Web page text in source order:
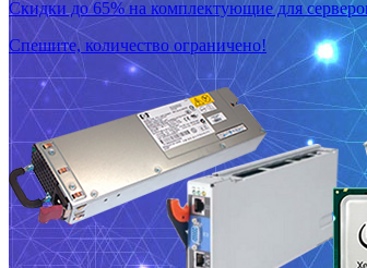
Скидки до 65% на комплектующие для
Спешите, количество ограничено!